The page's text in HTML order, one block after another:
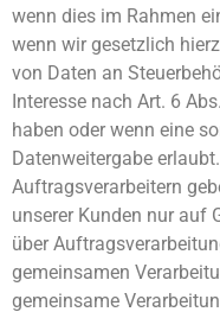
wenn dies im Rahmen
wenn wir gesetzlich
von Daten an
Interesse nach Art. 6
haben oder wenn eine
Datenweitergabe
Auftragsverarbeitern
unserer Kunden nur auf
über
gemeinsamen
gemeinsame